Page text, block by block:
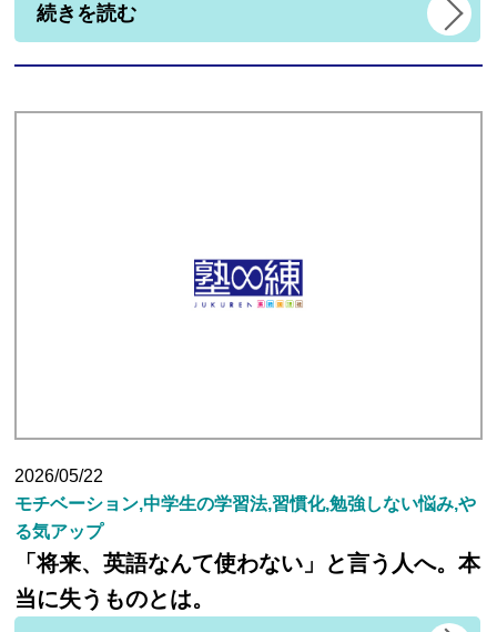
続きを読む
2026/05/22
モチベーション,中学生の学習法,習慣化,勉強しない悩み,や
る気アップ
「将来、英語なんて使わない」と言う人へ。本
当に失うものとは。